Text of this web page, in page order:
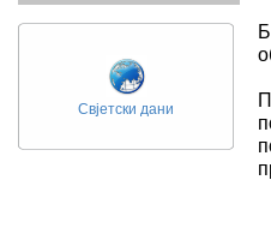
Свјетски дани